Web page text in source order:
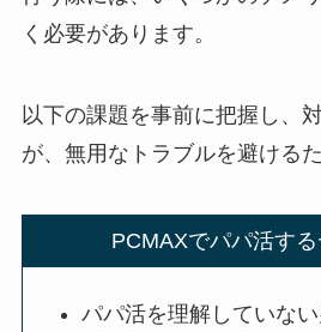
く必要があります。
以下の課題を事前に把握し、
が、無用なトラブルを避ける
PCMAXでパパ活する
パパ活を理解していな